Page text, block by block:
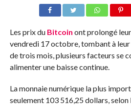
Les prix du Bitcoin ont prolongé
vendredi 17 octobre, tombant à leur
de trois mois, plusieurs facteurs se
alimenter une baisse continue.
La monnaie numérique la plus
seulement 103 516,25 dollars, selon